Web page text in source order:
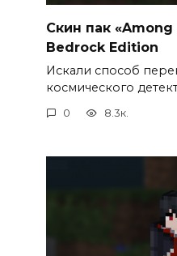
Cкин пак
Bedrock Edition
Искали способ
космического
0 8.3к.